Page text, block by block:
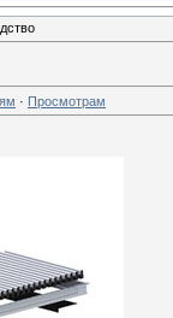
· Просмотрам